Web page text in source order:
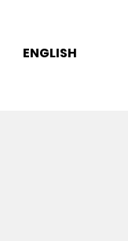
ENGLISH